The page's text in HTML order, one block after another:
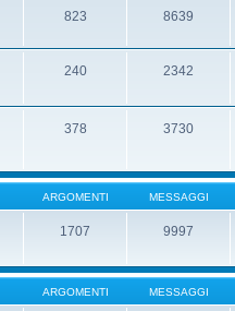
823 8639
240 2342
378 3730
ARGOMENTI MESSAGGI
1707 9997
ARGOMENTI MESSAGGI